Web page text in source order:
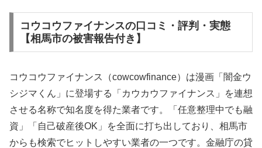
コウコウファイナンスの口コミ・評判・実態
【相馬市の被害報告付き】
コウコウファイナンス（cowcowfinance）は漫画「闇金ウ
シジマくん」に登場する「カウカウファイナンス」を連想
させる名称で知名度を得た業者です。「任意整理中でも融
資」「自己破産後OK」を全面に打ち出しており、相馬市
からも検索でヒットしやすい業者の一つです。金融庁の貸